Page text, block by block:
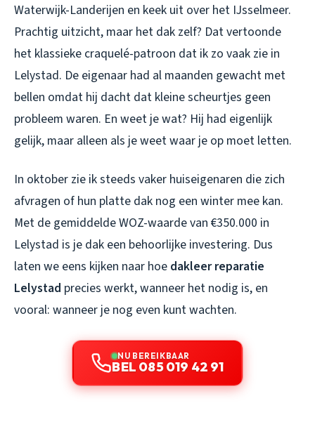
Waterwijk-Landerijen en keek uit over het IJsselmeer.
Prachtig uitzicht, maar het dak zelf? Dat vertoonde
het klassieke craquelé-patroon dat ik zo vaak zie in
Lelystad. De eigenaar had al maanden gewacht met
bellen omdat hij dacht dat kleine scheurtjes geen
probleem waren. En weet je wat? Hij had eigenlijk
gelijk, maar alleen als je weet waar je op moet letten.
In oktober zie ik steeds vaker huiseigenaren die zich
afvragen of hun platte dak nog een winter mee kan.
Met de gemiddelde WOZ-waarde van €350.000 in
Lelystad is je dak een behoorlijke investering. Dus
laten we eens kijken naar hoe dakleer reparatie
Lelystad precies werkt, wanneer het nodig is, en
vooral: wanneer je nog even kunt wachten.
NU BEREIKBAAR
BEL 085 019 42 91